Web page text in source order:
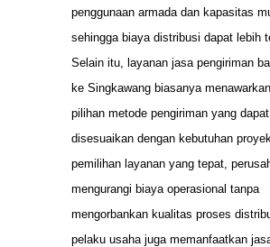
penggunaan armada dan kapasitas
sehingga biaya distribusi dapat lebih
Selain itu, layanan jasa pengiriman
ke Singkawang biasanya
pilihan metode pengiriman yang dapat
disesuaikan dengan kebutuhan
pemilihan layanan yang tepat,
mengurangi biaya operasional tanpa
mengorbankan kualitas proses
pelaku usaha juga memanfaatkan